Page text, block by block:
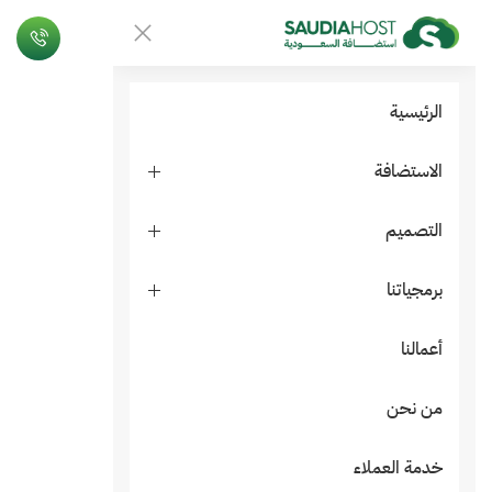
الرئيسية
الاستضافة
التصميم
برمجياتنا
أعمالنا
من نحن
خدمة العملاء